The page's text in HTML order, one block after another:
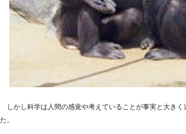
しかし科学は人間の感覚や考えていることが事実と大き
た。